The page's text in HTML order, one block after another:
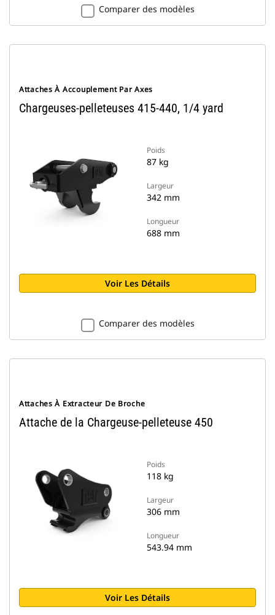
Comparer des modèles
Attaches À Accouplement Par Axes
Chargeuses-pelleteuses 415-440, 1/4 yard
Poids
87 kg
Largeur
342 mm
Longueur
688 mm
Voir Les Détails
Comparer des modèles
Attaches À Extracteur De Broche
Attache de la Chargeuse-pelleteuse 450
Poids
118 kg
Largeur
306 mm
Longueur
543.94 mm
Voir Les Détails